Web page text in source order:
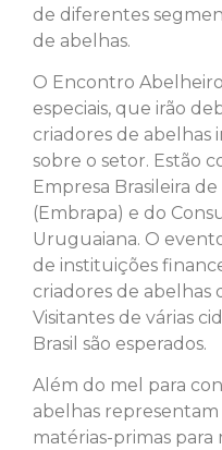
de diferentes
de abelhas.
O Encontro
especiais, que irão
criadores de
sobre o setor. Estão
Empresa Brasileira
(Embrapa) e do
Uruguaiana. O
de instituições
criadores de abelhas
Visitantes de várias
Brasil são esperados.
Além do mel para
abelhas
matérias-primas